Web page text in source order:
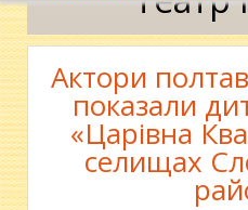
Актори
показали
«Царівна
селищах